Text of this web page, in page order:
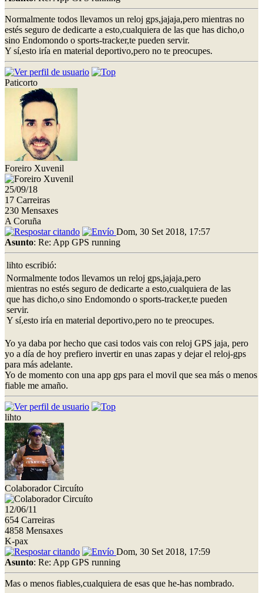
Normalmente todos llevamos un reloj gps,jajaja,pero mientras no
estés seguro de dedicarte a esto,cualquiera de las que has dicho,o
sino Endomondo o sports-tracker,te pueden servir.
Y sí,esto iría en material deportivo,pero no te preocupes.
Paticorto
Foreiro Xuvenil
25/09/18
17 Carreiras
230 Mensaxes
A Coruña
Dom, 30 Set 2018, 17:57
Asunto: Re: App GPS running
lihto escribió:
Normalmente todos llevamos un reloj gps,jajaja,pero
mientras no estés seguro de dedicarte a esto,cualquiera de las
que has dicho,o sino Endomondo o sports-tracker,te pueden
servir.
Y sí,esto iría en material deportivo,pero no te preocupes.
Yo ya daba por hecho que casi todos vais con reloj GPS jaja, pero
yo a día de hoy prefiero invertir en unas zapas y dejar el reloj-gps
para más adelante.
Yo de momento con una app gps para el movil que sea más o menos
fiable me amaño.
lihto
Colaborador Circuíto
12/06/11
654 Carreiras
4858 Mensaxes
K-pax
Dom, 30 Set 2018, 17:59
Asunto: Re: App GPS running
Mas o menos fiables,cualquiera de esas que he-has nombrado.